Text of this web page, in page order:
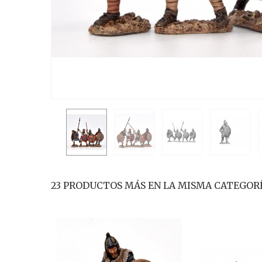
23 PRODUCTOS MÁS EN LA MISMA